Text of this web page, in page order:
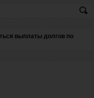
выплаты долгов по